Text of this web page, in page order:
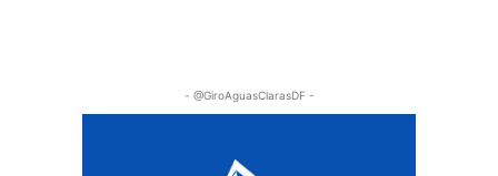
- @GiroAguasClarasDF -